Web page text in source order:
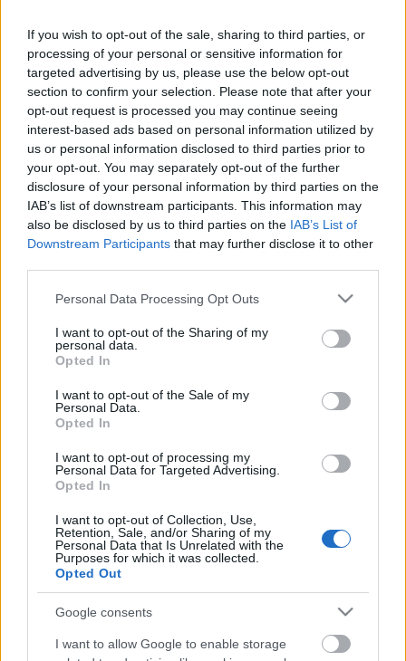
If you wish to opt-out of the sale, sharing to third parties, or
processing of your personal or sensitive information for
targeted advertising by us, please use the below opt-out
section to confirm your selection. Please note that after your
opt-out request is processed you may continue seeing
interest-based ads based on personal information utilized by
us or personal information disclosed to third parties prior to
your opt-out. You may separately opt-out of the further
disclosure of your personal information by third parties on the
IAB’s list of downstream participants. This information may
also be disclosed by us to third parties on the IAB’s List of
Downstream Participants that may further disclose it to other
Please note that this website/app uses one or more Google
not limited to your visit or usage behaviour. You may click to
grant or deny consent to Google and its third-party tags to
use your data for below specified purposes in below Google
consent section.
Personal Data Processing Opt Outs
I want to opt-out of the Sharing of my
personal data.
Opted In
I want to opt-out of the Sale of my
Personal Data.
Opted In
I want to opt-out of processing my
Personal Data for Targeted Advertising.
Opted In
I want to opt-out of Collection, Use,
Retention, Sale, and/or Sharing of my
Personal Data that Is Unrelated with the
Purposes for which it was collected.
Opted Out
Google consents
I want to allow Google to enable storage
LEGFRISSEBB
Országos hírek
Megérkezett az eső a Duna vízgyűjtőjére
Megérkezett a rég várt eső a Duna vízgyűjtőjére, a folyó
magyarországi szakaszán azonban továbbra is csak pár
centiméteres vízszintváltozások jellemzőek.
Országos hírek oktatás továbbképzés
Kecskeméten is szakirányú
továbbképzésekkel erősít a Gál Ferenc
Országos hírek
elkerülésében
Folytatódik a szúnyogírtás szerte az országban. Az ázsiai
tigrisszúnyog a vízhiány ellenére is talál szaporodási helyet a
vödrökben, gyermekjátékokban.
Túlfogyasztás napja - július 30-ra
felhasználta az emberiség a Föld egész
évre elegendő erőforrásait